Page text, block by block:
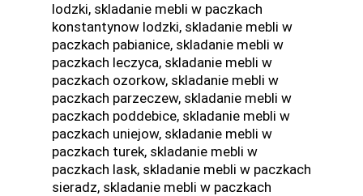
lodzki, skladanie mebli w paczkach
konstantynow lodzki, skladanie mebli w
paczkach pabianice, skladanie mebli w
paczkach leczyca, skladanie mebli w
paczkach ozorkow, skladanie mebli w
paczkach parzeczew, skladanie mebli w
paczkach poddebice, skladanie mebli w
paczkach uniejow, skladanie mebli w
paczkach turek, skladanie mebli w
paczkach lask, skladanie mebli w paczkach
sieradz, skladanie mebli w paczkach